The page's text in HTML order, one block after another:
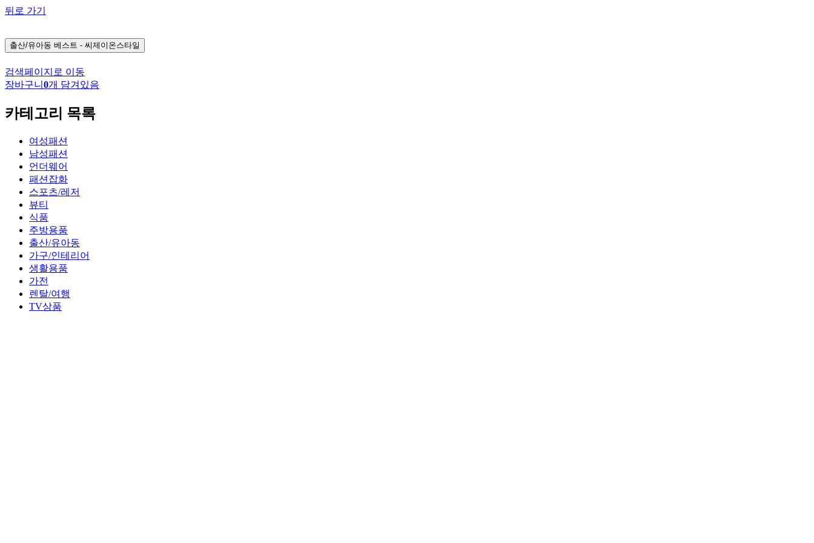
뒤로 가기
출산/유아동 베스트 - 씨제이온스타일
검색페이지로 이동
장바구니 0개 담겨있음
카테고리 목록
여성패션
남성패션
언더웨어
패션잡화
스포츠/레저
뷰티
식품
주방용품
출산/유아동
가구/인테리어
생활용품
가전
렌탈/여행
TV상품